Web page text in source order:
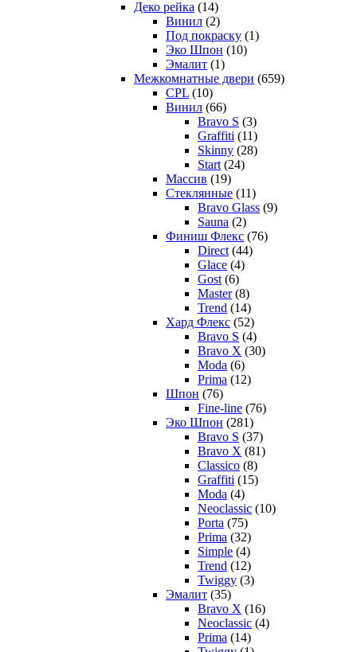
Деко рейка (14)
Винил (2)
Под покраску (1)
Эко Шпон (10)
Эмалит (1)
Межкомнатные двери (659)
CPL (10)
Винил (66)
Bravo S (3)
Graffiti (11)
Skinny (28)
Start (24)
Массив (19)
Стеклянные (11)
Bravo Glass (9)
Sauna (2)
Финиш Флекс (76)
Direct (44)
Glace (4)
Gost (6)
Master (8)
Trend (14)
Хард Флекс (52)
Bravo S (4)
Bravo X (30)
Moda (6)
Prima (12)
Шпон (76)
Fine-line (76)
Эко Шпон (281)
Bravo S (37)
Bravo X (81)
Classico (8)
Graffiti (15)
Moda (4)
Neoclassic (10)
Porta (75)
Prima (32)
Simple (4)
Trend (12)
Twiggy (3)
Эмалит (35)
Bravo X (16)
Neoclassic (4)
Prima (14)